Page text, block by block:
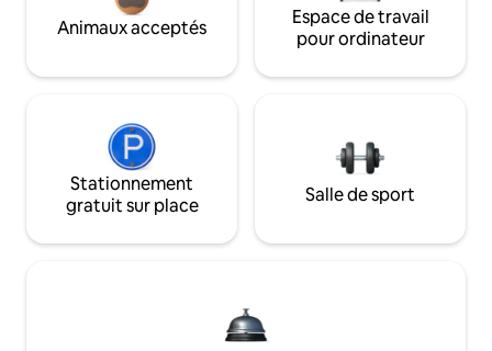
Animaux acceptés
Espace de travail
pour ordinateur
Stationnement
gratuit sur place
Salle de sport